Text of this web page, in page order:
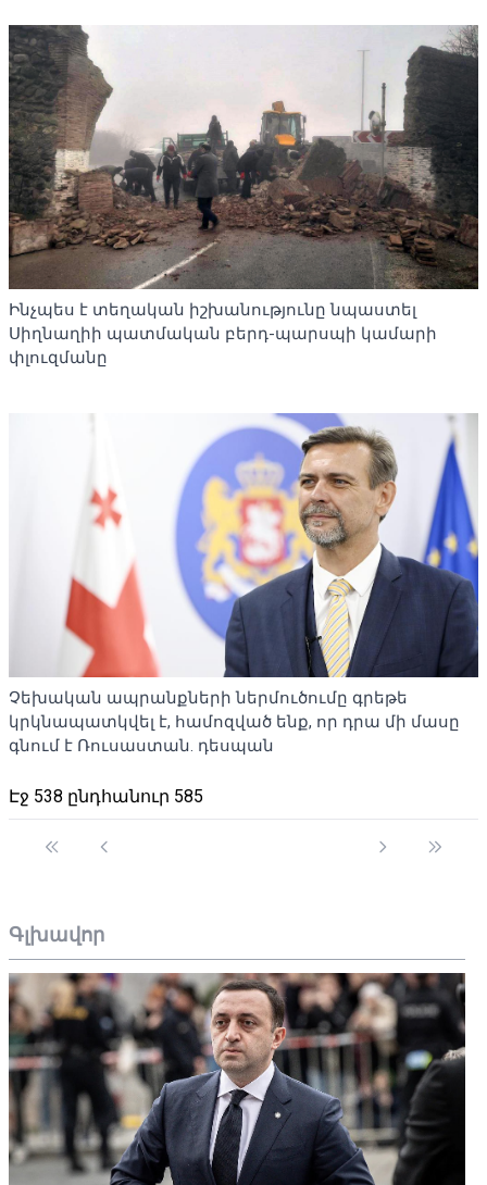
Ինչպես է տեղական իշխանությունը նպաստել
Սիղնաղիի պատմական բերդ-պարսպի կամարի
փլուզմանը
Չեխական ապրանքների ներմուծումը գրեթե
կրկնապատկվել է, համոզված ենք, որ դրա մի մասը
գնում է Ռուսաստան. դեսպան
Էջ 538 ընդհանուր 585
Գլխավոր